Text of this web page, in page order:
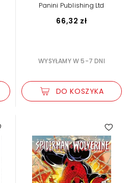
Panini Publishing Ltd
66,32 zł
WYSYŁAMY W 5-7 DNI
DO KOSZYKA